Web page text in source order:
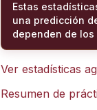
Estas
una predicción
dependen de
Ver estadísticas
Resumen de